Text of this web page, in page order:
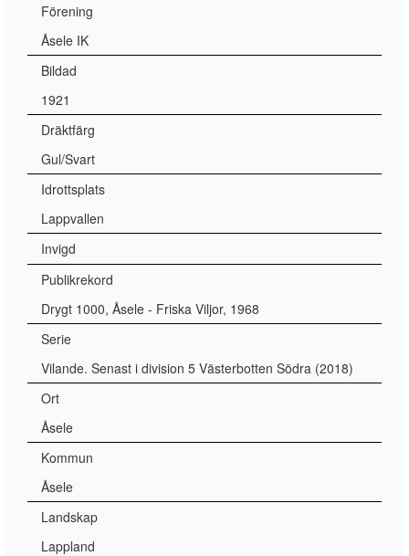
Förening
Åsele IK
Bildad
1921
Dräktfärg
Gul/Svart
Idrottsplats
Lappvallen
Invigd
Publikrekord
Drygt 1000, Åsele - Friska Viljor, 1968
Serie
Vilande. Senast i division 5 Västerbotten Södra (2018)
Ort
Åsele
Kommun
Åsele
Landskap
Lappland